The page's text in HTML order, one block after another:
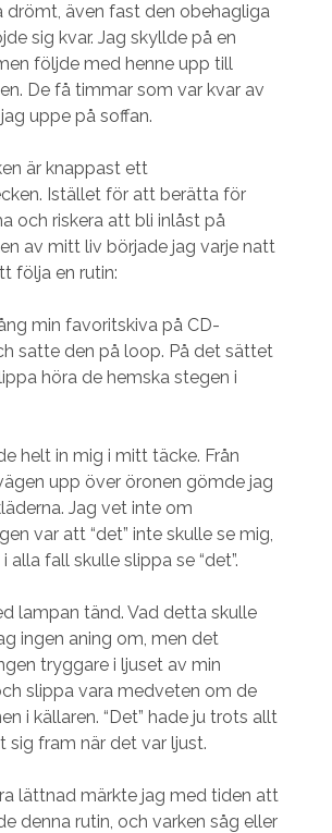
drömt, även fast den obehagliga
sig kvar. Jag skyllde på en
följde med henne upp till
De få timmar som var kvar av
uppe på soffan.
är knappast ett
Istället för att berätta för
och riskera att bli inlåst på
av mitt liv började jag varje natt
följa en rutin:
min favoritskiva på CD-
satte den på loop. På det sättet
höra de hemska stegen i
helt in mig i mitt täcke. Från
upp över öronen gömde jag
Jag vet inte om
var att “det” inte skulle se mig,
alla fall skulle slippa se “det”.
lampan tänd. Vad detta skulle
ingen aning om, men det
tryggare i ljuset av min
slippa vara medveten om de
i källaren. “Det” hade ju trots allt
sig fram när det var ljust.
lättnad märkte jag med tiden att
denna rutin, och varken såg eller